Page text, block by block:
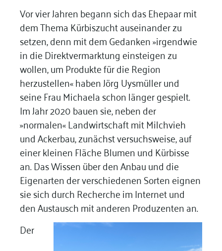
Vor vier Jahren begann sich das Ehepaar mit
dem Thema Kürbiszucht auseinander zu
setzen, denn mit dem Gedanken »irgendwie
in die Direktvermarktung einsteigen zu
wollen, um Produkte für die Region
herzustellen« haben Jörg Uysmüller und
seine Frau Michaela schon länger gespielt.
Im Jahr 2020 bauen sie, neben der
»normalen« Landwirtschaft mit Milchvieh
und Ackerbau, zunächst versuchsweise, auf
einer kleinen Fläche Blumen und Kürbisse
an. Das Wissen über den Anbau und die
Eigenarten der verschiedenen Sorten eignen
sie sich durch Recherche im Internet und
den Austausch mit anderen Produzenten an.
Der